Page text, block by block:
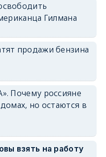
Гилмана
продажи бензина
Почему россияне
но остаются в
взять на работу